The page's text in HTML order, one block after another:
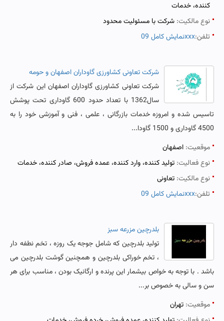
کننده، خدمات
نوع مالکیت: شرکت با مسئولیت محدود
تلفن:نمایش کامل 09xxx
شرکت تعاونی کشاورزی گاوداران اصفهان و حومه
شرکت تعاونی کشاورزی گاوداران اصفهان این شرکت از
سال1362 با تعداد حدود 600 گاوداری تحت پوشش
تاسیس شده و امروزه خدمات بازرگانی ، علمی ، فنی و آموزشی خود را به
4500 گاوداری و 1500 گاودا...
موقعیت: اصفهان
نوع فعالیت: تولید کننده، وارد کننده، عمده فروش، صادر کننده، خدمات
نوع مالکیت: تعاونی
تلفن:نمایش کامل 09xxx
بلدرچین مزرعه سبز
تولید بلدرچین که شامل جوجه یک روزه ، تخم نطفه دار
، تخم خوراکی بلدرچین و همچنین گوشت بلدرچین می
باشد . با توجه به خواص بیشمار این پرنده و ارگانیک بودن ، مناسب برای هر
سن و سالی به خصوص بر...
موقعیت: تهران